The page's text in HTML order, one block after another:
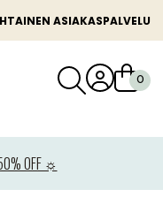
ASIAKASPALVELU
OFF ☼